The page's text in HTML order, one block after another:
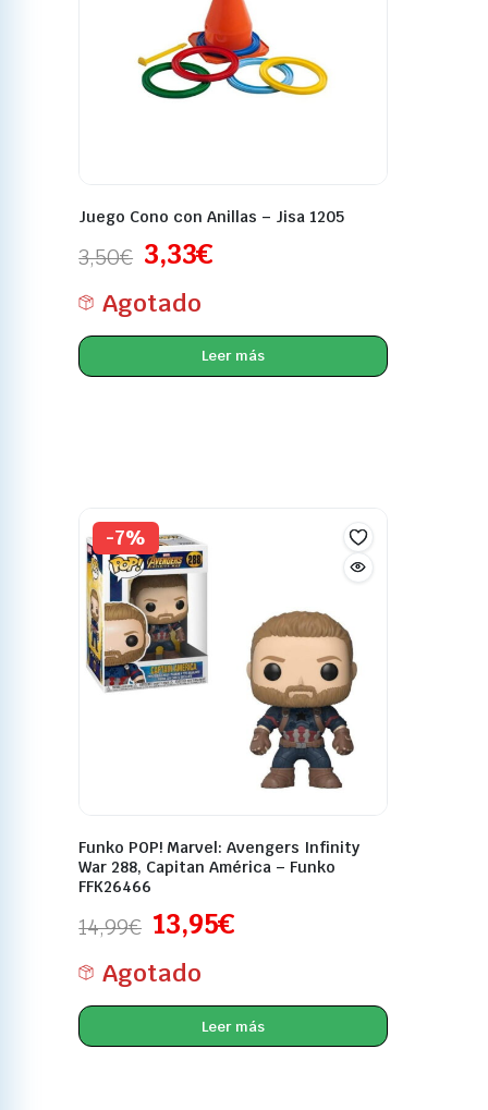
Juego Cono con Anillas – Jisa 1205
3,50€ 3,33€
Agotado
Leer más
-7%
Funko POP! Marvel: Avengers Infinity
War 288, Capitan América – Funko
FFK26466
14,99€ 13,95€
Agotado
Leer más